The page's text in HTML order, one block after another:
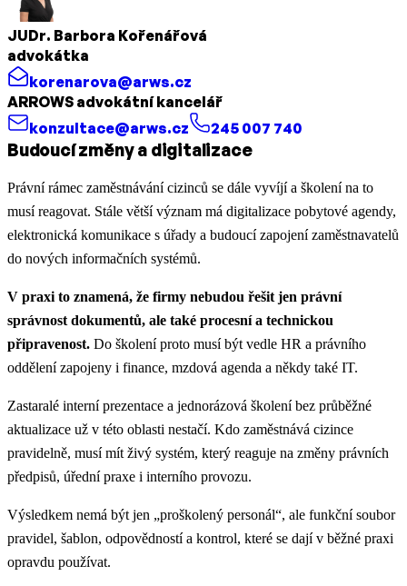
JUDr. Barbora Kořenářová
advokátka
korenarova@arws.cz
ARROWS advokátní kancelář
konzultace@arws.cz
245 007 740
Budoucí změny a digitalizace
Právní rámec zaměstnávání cizinců se dále vyvíjí a školení na to
musí reagovat. Stále větší význam má digitalizace pobytové agendy,
elektronická komunikace s úřady a budoucí zapojení zaměstnavatelů
do nových informačních systémů.
V praxi to znamená, že firmy nebudou řešit jen právní
správnost dokumentů, ale také procesní a technickou
připravenost. Do školení proto musí být vedle HR a právního
oddělení zapojeny i finance, mzdová agenda a někdy také IT.
Zastaralé interní prezentace a jednorázová školení bez průběžné
aktualizace už v této oblasti nestačí. Kdo zaměstnává cizince
pravidelně, musí mít živý systém, který reaguje na změny právních
předpisů, úřední praxe i interního provozu.
Výsledkem nemá být jen „proškolený personál“, ale funkční soubor
pravidel, šablon, odpovědností a kontrol, které se dají v běžné praxi
opravdu používat.